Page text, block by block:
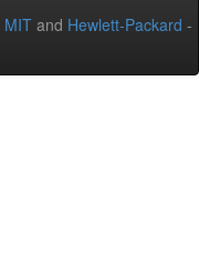
MIT and Hewlett-Packard -